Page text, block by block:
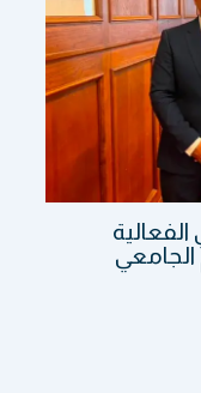
الجامعي